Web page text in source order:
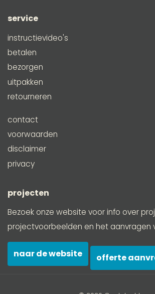
service
instructievideo's
betalen
bezorgen
uitpakken
retourneren
contact
voorwaarden
disclaimer
privacy
projecten
Bezoek onze website voor info over
projectvoorbeelden en het aanvragen
naar de website offerte